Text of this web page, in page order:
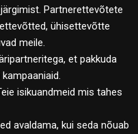
Partnerettevõtete
ühisettevõtte
meile.
et pakkuda
isikuandmeid mis tahes
avaldama, kui seda nõuab